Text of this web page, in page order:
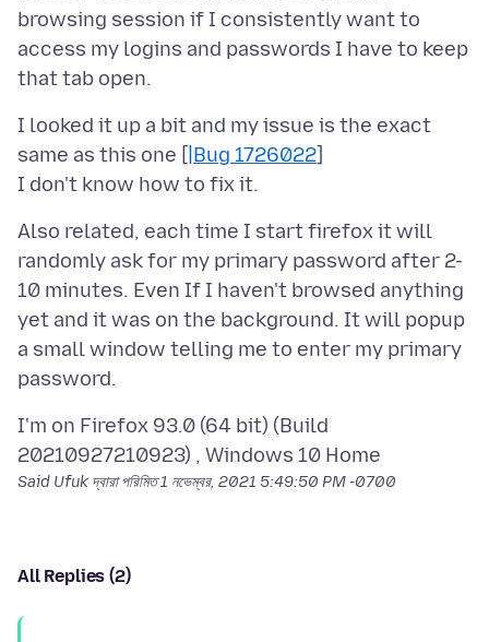
browsing session if I consistently want to
access my logins and passwords I have to keep
I looked it up a bit and my issue is the exact
same as this one [ |Bug 1726022]
Also related, each time I start firefox it will
randomly ask for my primary password after 2-
10 minutes. Even If I haven't browsed anything
yet and it was on the background. It will popup
a small window telling me to enter my primary
I'm on Firefox 93.0 (64 bit) (Build
Said Ufuk দ্বারা পরিমিত1 নভেম্বর, 2021 5:49:50 PM -0700
All Replies (2)